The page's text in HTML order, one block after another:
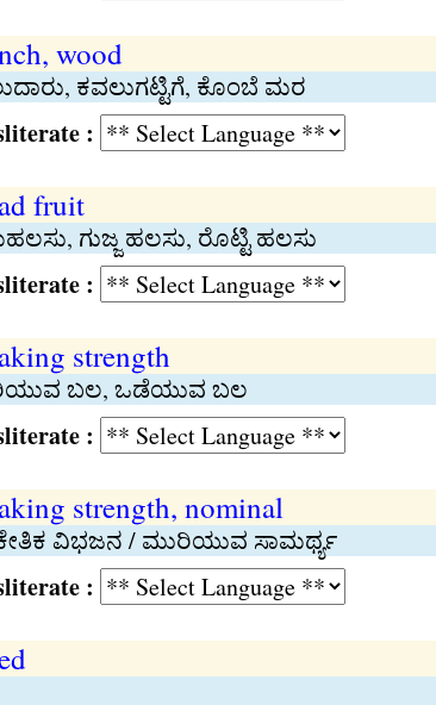
wood
ಕವಲುಗಟ್ಟಿಗೆ, ಕೊಂಬೆ ಮರ
:
fruit
ಗುಜ್ಜ ಹಲಸು, ರೊಟ್ಟಿ ಹಲಸು
:
strength
ಬಲ, ಒಡೆಯುವ ಬಲ
:
strength, nominal
ವಿಭಜನ / ಮುರಿಯುವ ಸಾಮರ್ಥ್ಯ
: